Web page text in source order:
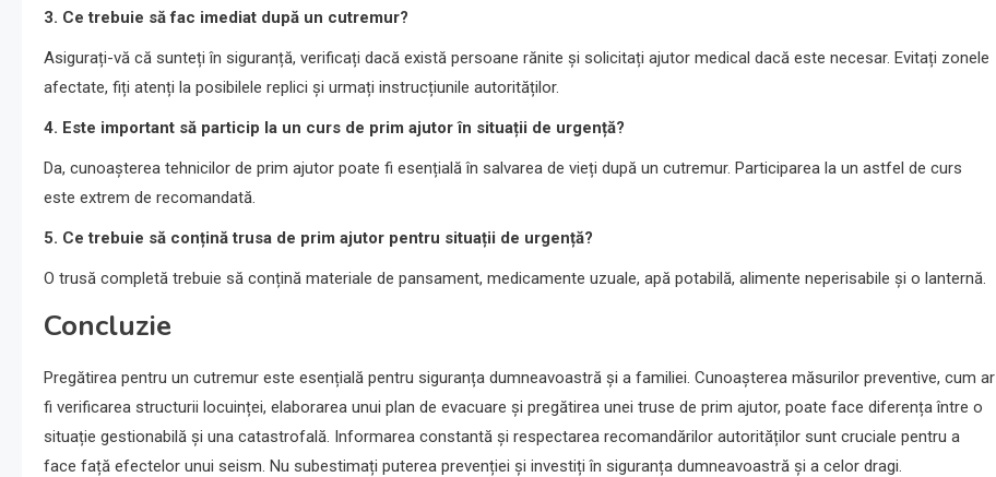
3. Ce trebuie să fac imediat după un cutremur?
Asigurați-vă că sunteți în siguranță, verificați dacă există persoane rănite și solicitați ajutor medical dacă este necesar. Evitați zonele
afectate, fiți atenți la posibilele replici și urmați instrucțiunile autorităților.
4. Este important să particip la un curs de prim ajutor în situații de urgență?
Da, cunoașterea tehnicilor de prim ajutor poate fi esențială în salvarea de vieți după un cutremur. Participarea la un astfel de curs
este extrem de recomandată.
5. Ce trebuie să conțină trusa de prim ajutor pentru situații de urgență?
O trusă completă trebuie să conțină materiale de pansament, medicamente uzuale, apă potabilă, alimente neperisabile și o lanternă.
Concluzie
Pregătirea pentru un cutremur este esențială pentru siguranța dumneavoastră și a familiei. Cunoașterea măsurilor preventive, cum ar
fi verificarea structurii locuinței, elaborarea unui plan de evacuare și pregătirea unei truse de prim ajutor, poate face diferența între o
situație gestionabilă și una catastrofală. Informarea constantă și respectarea recomandărilor autorităților sunt cruciale pentru a
face față efectelor unui seism. Nu subestimați puterea prevenției și investiți în siguranța dumneavoastră și a celor dragi.